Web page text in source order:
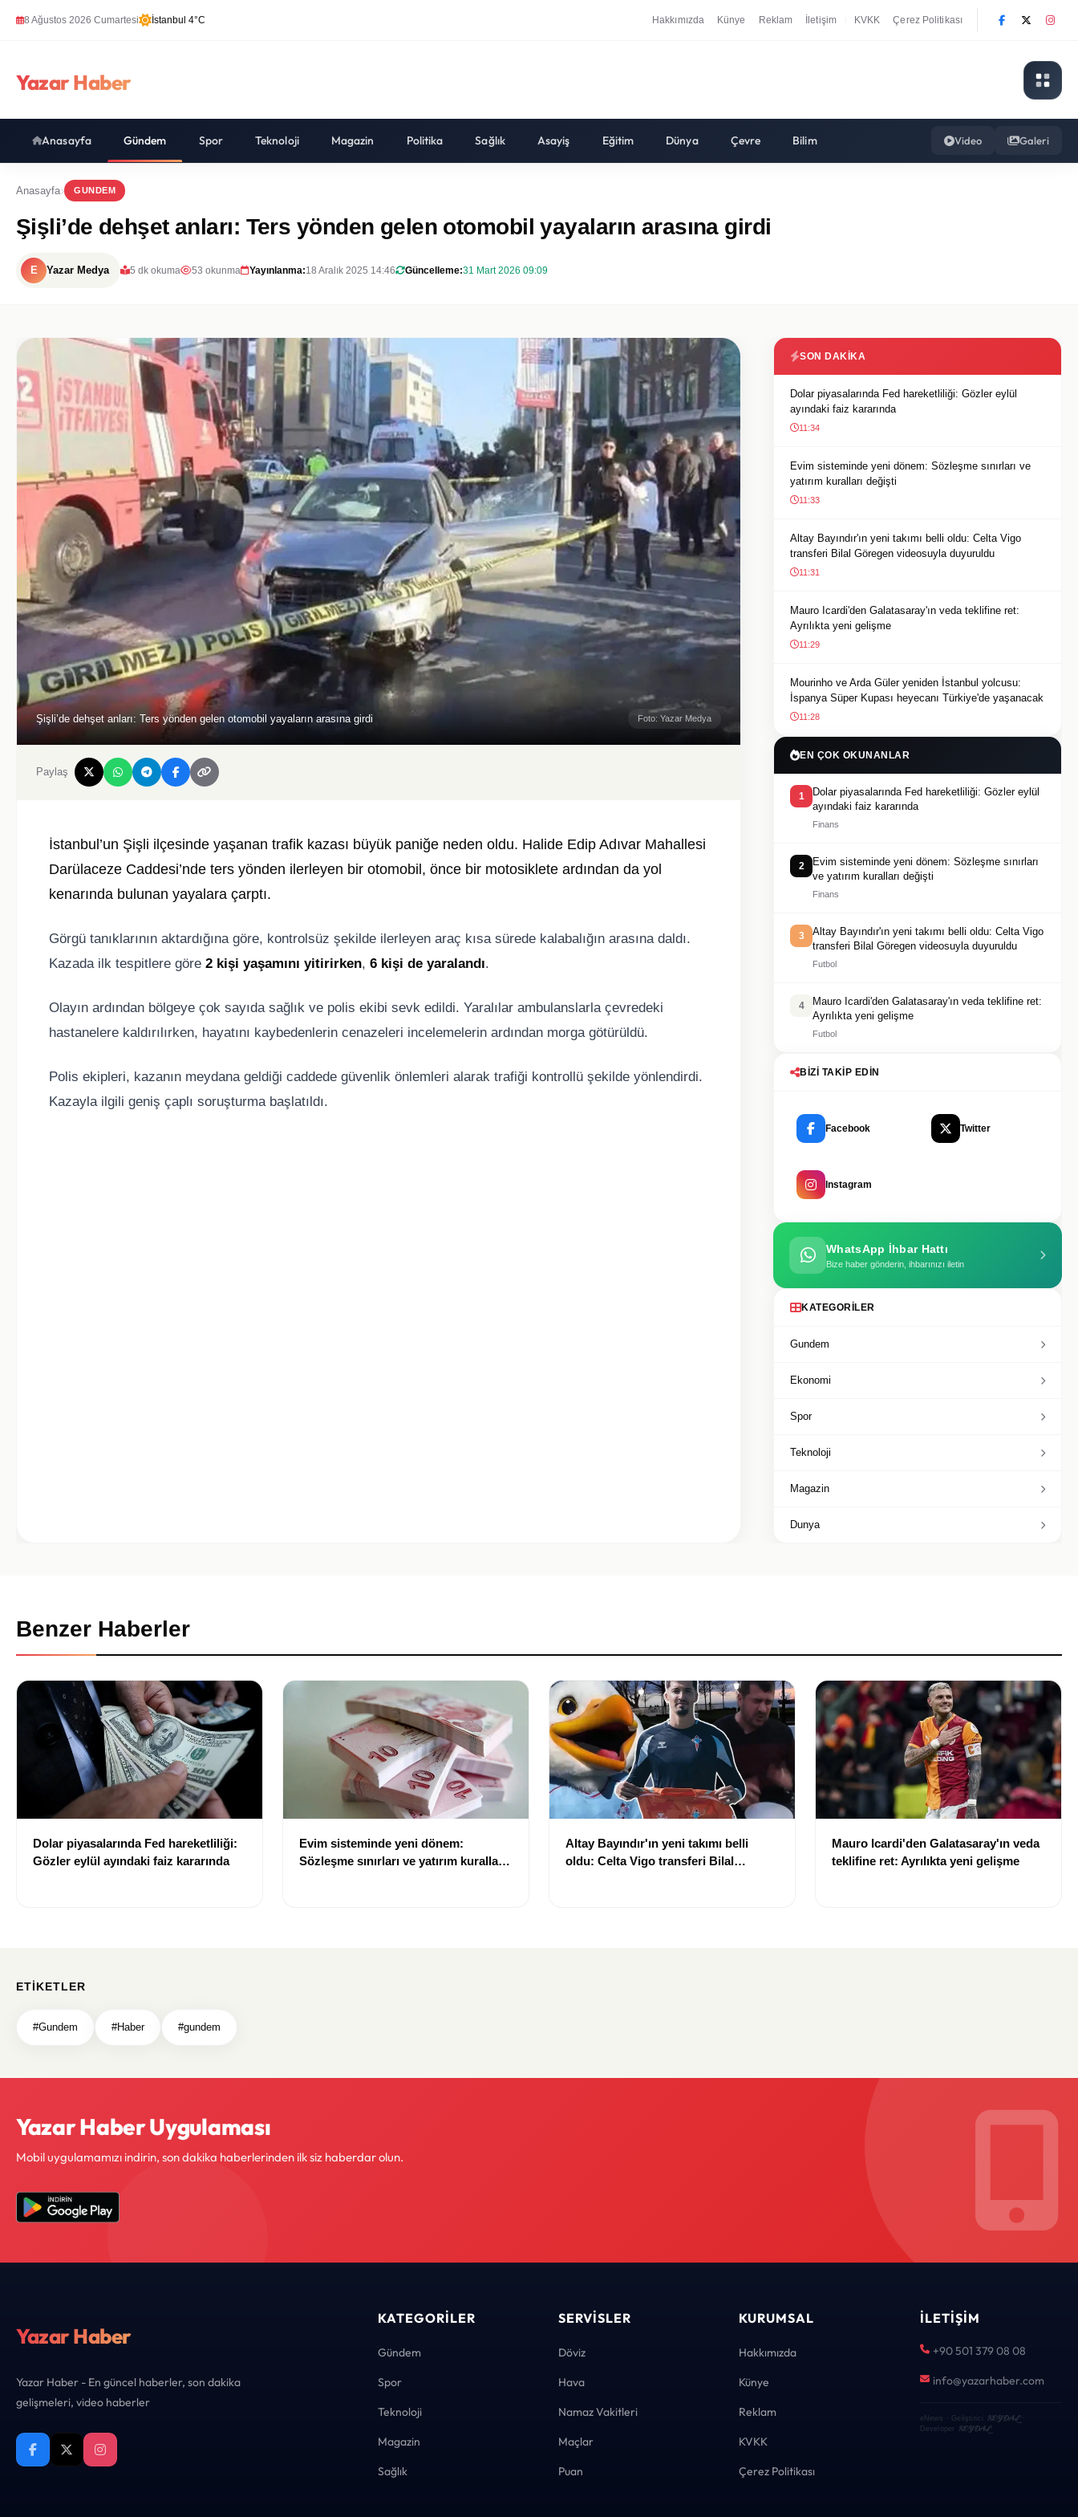
8 Ağustos 2026 Cumartesi İstanbul 4°C Hakkımızda Künye Reklam İletişim KVKK Çerez Politikası
Yazar Haber
Anasayfa Gündem Spor Teknoloji Magazin Politika Sağlık Asayiş Eğitim Dünya Çevre Bilim Video Galeri
Anasayfa GUNDEM
Şişli’de dehşet anları: Ters yönden gelen otomobil yayaların arasına girdi
E Yazar Medya 5 dk okuma 53 okunma Yayınlanma:18 Aralık 2025 14:46 Güncelleme:31 Mart 2026 09:09
Şişli’de dehşet anları: Ters yönden gelen otomobil yayaların arasına girdi Foto: Yazar Medya
Paylaş
İstanbul’un Şişli ilçesinde yaşanan trafik kazası büyük paniğe neden oldu. Halide Edip Adıvar Mahallesi
Darülaceze Caddesi’nde ters yönden ilerleyen bir otomobil, önce bir motosiklete ardından da yol
kenarında bulunan yayalara çarptı.
Görgü tanıklarının aktardığına göre, kontrolsüz şekilde ilerleyen araç kısa sürede kalabalığın arasına daldı.
Kazada ilk tespitlere göre 2 kişi yaşamını yitirirken, 6 kişi de yaralandı.
Olayın ardından bölgeye çok sayıda sağlık ve polis ekibi sevk edildi. Yaralılar ambulanslarla çevredeki
hastanelere kaldırılırken, hayatını kaybedenlerin cenazeleri incelemelerin ardından morga götürüldü.
Polis ekipleri, kazanın meydana geldiği caddede güvenlik önlemleri alarak trafiği kontrollü şekilde yönlendirdi.
Kazayla ilgili geniş çaplı soruşturma başlatıldı.
SON DAKIKA
Dolar piyasalarında Fed hareketliliği: Gözler eylül
ayındaki faiz kararında
11:34
Evim sisteminde yeni dönem: Sözleşme sınırları ve
yatırım kuralları değişti
11:33
Altay Bayındır'ın yeni takımı belli oldu: Celta Vigo
transferi Bilal Göregen videosuyla duyuruldu
11:31
Mauro Icardi'den Galatasaray'ın veda teklifine ret:
Ayrılıkta yeni gelişme
11:29
Mourinho ve Arda Güler yeniden İstanbul yolcusu:
İspanya Süper Kupası heyecanı Türkiye'de yaşanacak
11:28
EN ÇOK OKUNANLAR
1
Dolar piyasalarında Fed hareketliliği: Gözler eylül
ayındaki faiz kararında
Finans
2
Evim sisteminde yeni dönem: Sözleşme sınırları
ve yatırım kuralları değişti
Finans
3
Altay Bayındır'ın yeni takımı belli oldu: Celta Vigo
transferi Bilal Göregen videosuyla duyuruldu
Futbol
4
Mauro Icardi'den Galatasaray'ın veda teklifine ret:
Ayrılıkta yeni gelişme
Futbol
BIZI TAKIP EDIN
Facebook Twitter
Instagram
WhatsApp İhbar Hattı
Bize haber gönderin, ihbarınızı iletin
KATEGORILER
Gundem
Ekonomi
Spor
Teknoloji
Magazin
Dunya
Benzer Haberler
Dolar piyasalarında Fed hareketliliği:
Gözler eylül ayındaki faiz kararında
Evim sisteminde yeni dönem:
Sözleşme sınırları ve yatırım kuralları
Altay Bayındır'ın yeni takımı belli
oldu: Celta Vigo transferi Bilal
Mauro Icardi'den Galatasaray'ın veda
teklifine ret: Ayrılıkta yeni gelişme
ETIKETLER
#Gundem #Haber #gundem
Yazar Haber Uygulaması
Mobil uygulamamızı indirin, son dakika haberlerinden ilk siz haberdar olun.
Yazar Haber
Yazar Haber - En güncel haberler, son dakika
gelişmeleri, video haberler
KATEGORILER
Gündem
Spor
Teknoloji
Magazin
Sağlık
SERVISLER
Döviz
Hava
Namaz Vakitleri
Maçlar
Puan
KURUMSAL
Hakkımızda
Künye
Reklam
KVKK
Çerez Politikası
İLETIŞIM
+90 501 379 08 08
info@yazarhaber.com
eNews · Geliştirici KEYDAL·
Developer KEYDAL